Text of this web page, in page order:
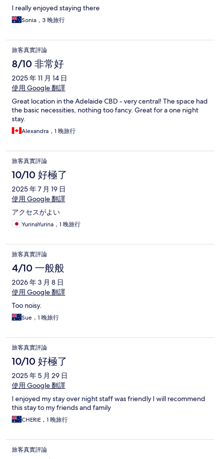
I really enjoyed staying there
Sonia，3 晚旅行
旅客真實評論
8/10 非常好
2025 年 11 月 14 日
使用 Google 翻譯
Great location in the Adelaide CBD - very central! The space had
the basic necessities, nothing too fancy. Great for a one night
stay.
Alexandra，1 晚旅行
旅客真實評論
10/10 好極了
2025 年 7 月 19 日
使用 Google 翻譯
アクセスがよい
YurinaYurina，1 晚旅行
旅客真實評論
4/10 一般般
2026 年 3 月 8 日
使用 Google 翻譯
Too noisy.
Sue，1 晚旅行
旅客真實評論
10/10 好極了
2025 年 5 月 29 日
使用 Google 翻譯
I enjoyed my stay over night staff was friendly I will recommend
this stay to my friends and family
CHERIE，1 晚旅行
旅客真實評論